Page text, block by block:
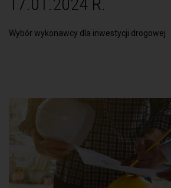
Wybór wykonawcy dla inwestycji drogowej